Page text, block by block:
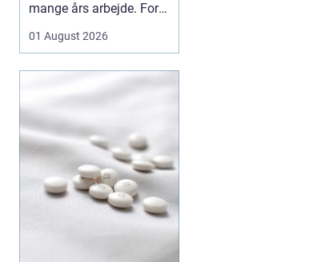
mange års arbejde. For
om at trække sig tilbage.
strategisk skridt for at
investeringer. Uanset
årsagen er...
01 August 2026